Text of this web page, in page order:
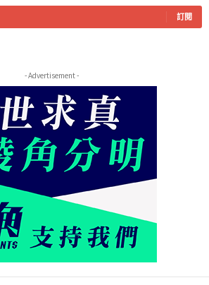
訂閱
- Advertisement -